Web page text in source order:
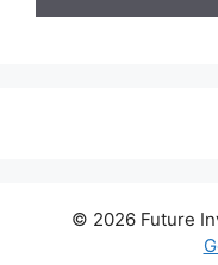
© 2026 Future